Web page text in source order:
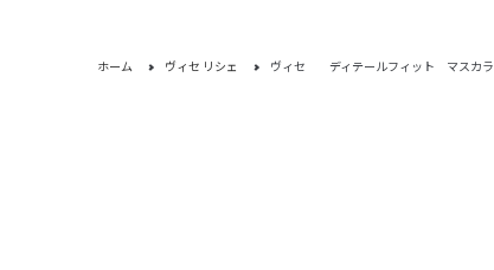
ホーム ヴィセ リシェ ヴィセ ディテールフィット マスカラ